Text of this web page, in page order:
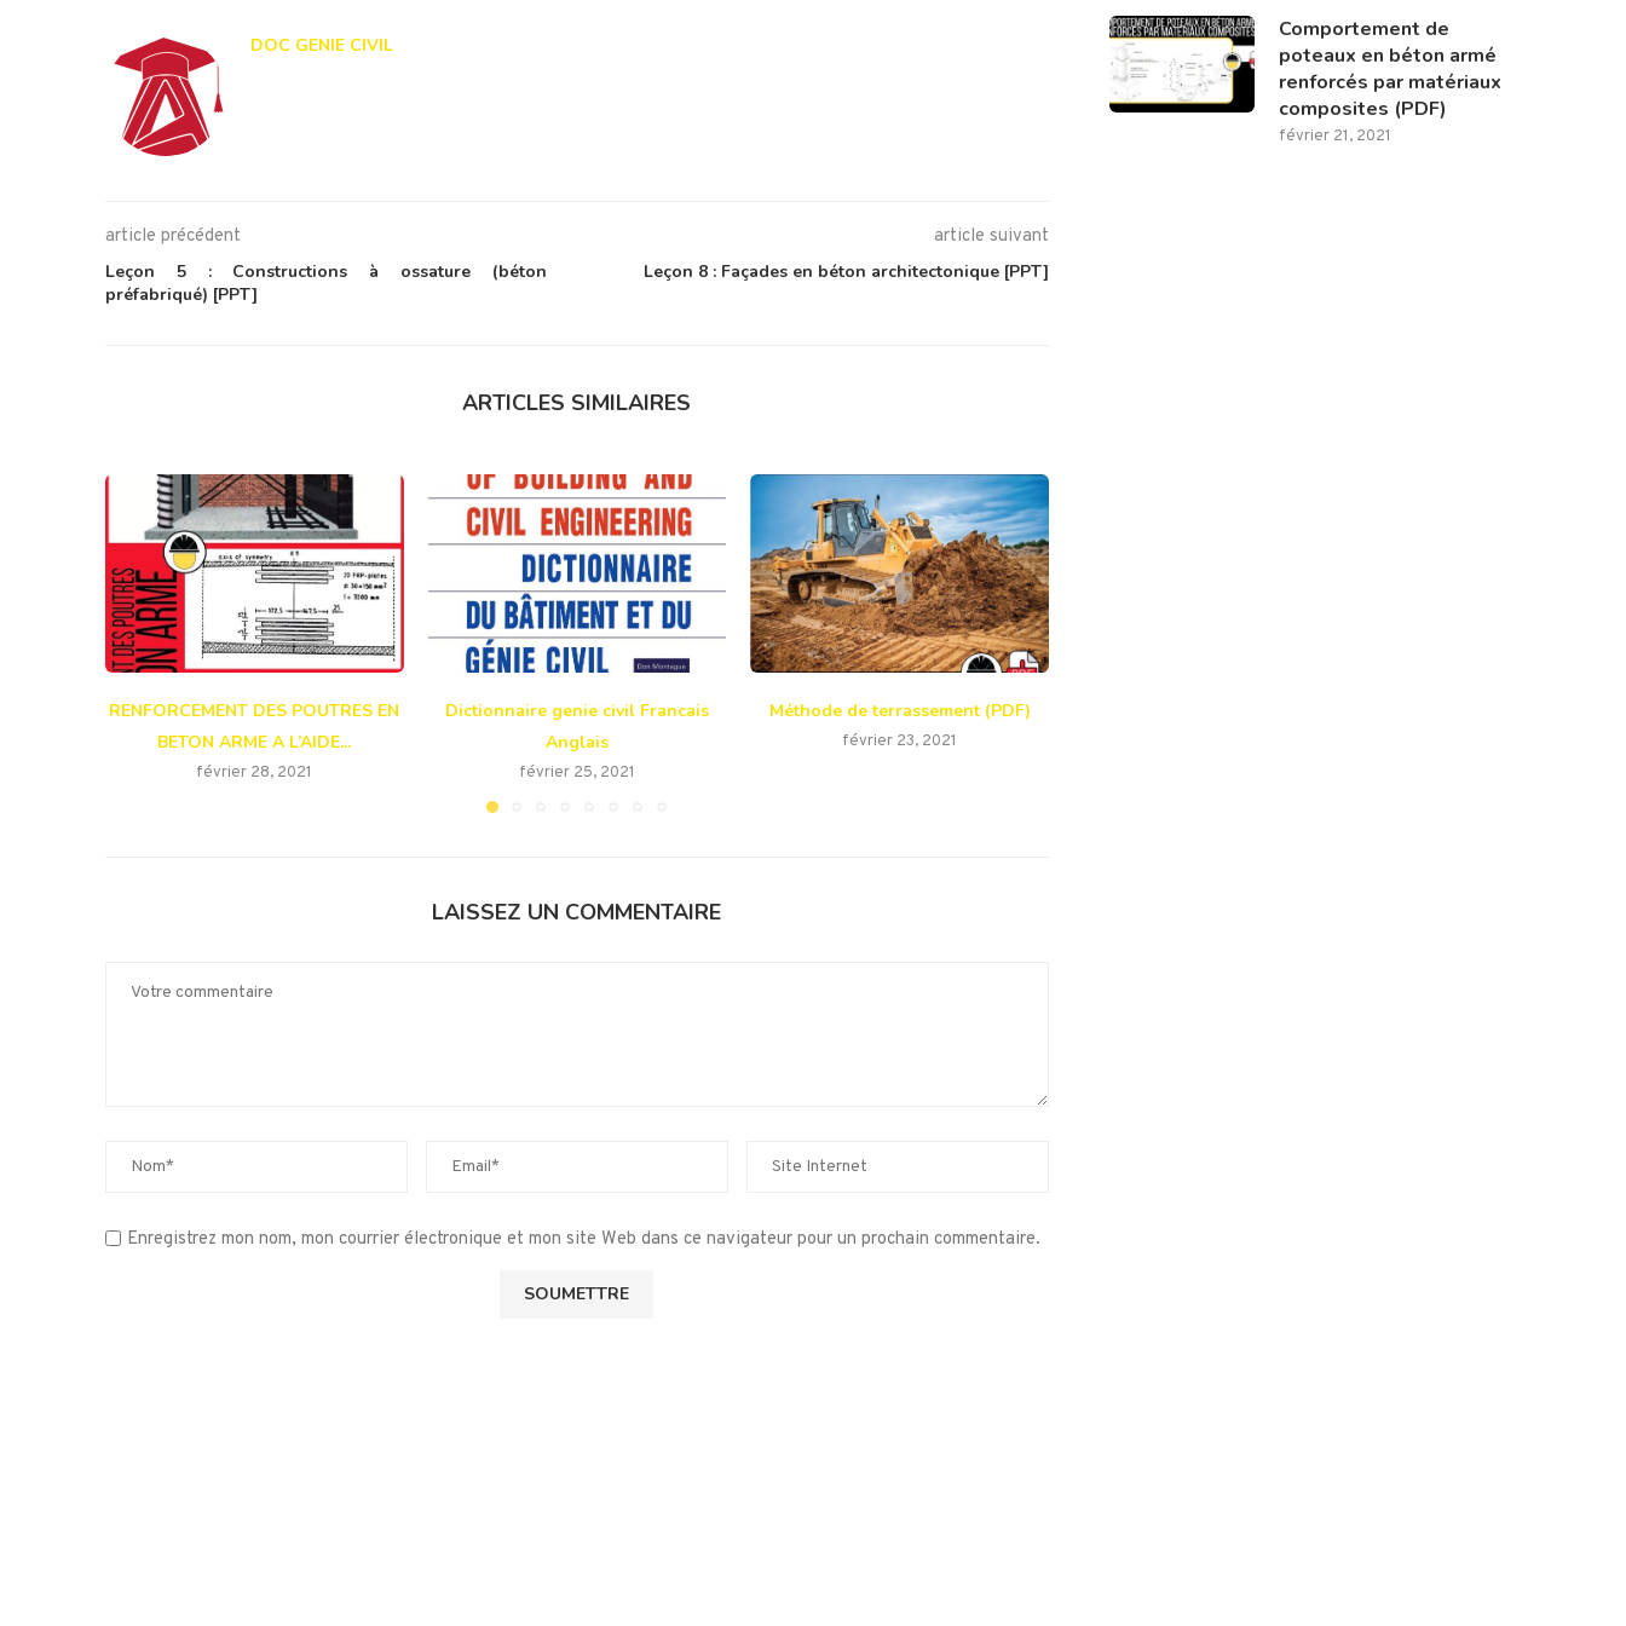
DOC GENIE CIVIL
article précédent
Leçon 5 : Constructions à ossature (béton
préfabriqué) [PPT]
article suivant
Leçon 8 : Façades en béton architectonique [PPT]
ARTICLES SIMILAIRES
RENFORCEMENT DES POUTRES EN
BETON ARME A L’AIDE...
février 28, 2021
Dictionnaire genie civil Francais
Anglais
février 25, 2021
Méthode de terrassement (PDF)
février 23, 2021
LAISSEZ UN COMMENTAIRE
Enregistrez mon nom, mon courrier électronique et mon site Web dans ce navigateur pour un prochain commentaire.
Comportement de
poteaux en béton armé
renforcés par matériaux
composites (PDF)
février 21, 2021